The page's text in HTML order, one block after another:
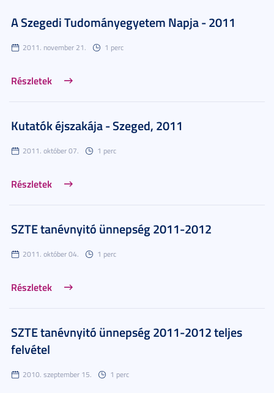
A Szegedi Tudományegyetem Napja - 2011
2011. november 21. 1 perc
Részletek
Kutatók éjszakája - Szeged, 2011
2011. október 07. 1 perc
Részletek
SZTE tanévnyitó ünnepség 2011-2012
2011. október 04. 1 perc
Részletek
SZTE tanévnyitó ünnepség 2011-2012 teljes
felvétel
2010. szeptember 15. 1 perc